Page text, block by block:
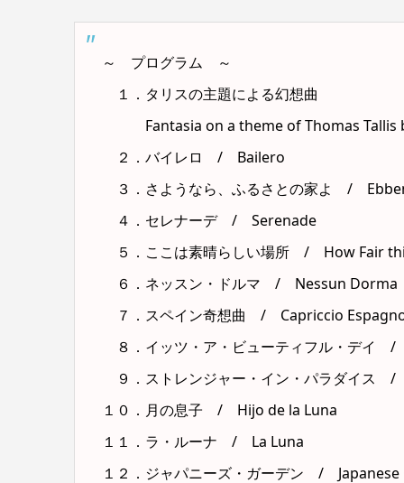
～ プログラム ～
１．タリスの主題による幻想曲
Fantasia on a theme of Thomas Tallis
２．バイレロ / Bailero
３．さようなら、ふるさとの家よ /
４．セレナーデ / Serenade
５．ここは素晴らしい場所 / How Fair
６．ネッスン・ドルマ / Nessun Dorma
７．スペイン奇想曲 / Capriccio
８．イッツ・ア・ビューティフル・デイ
９．ストレンジャー・イン・パラダイス
１０．月の息子 / Hijo de la Luna
１１．ラ・ルーナ / La Luna
１２．ジャパニーズ・ガーデン / Japanese